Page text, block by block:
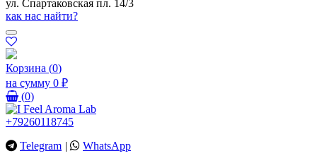
ул. Спартаковская пл. 14/3
как нас найти?
Корзина (0)
на сумму 0 ₽
(0)
+79260118745
Telegram |
WhatsApp